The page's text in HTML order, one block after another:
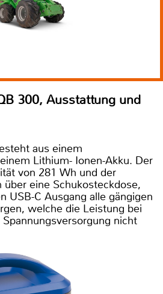
300, Ausstattung und
aus einem
Lithium- Ionen-Akku. Der
von 281 Wh und der
eine Schukosteckdose,
USB-C Ausgang alle gängigen
welche die Leistung bei
nicht